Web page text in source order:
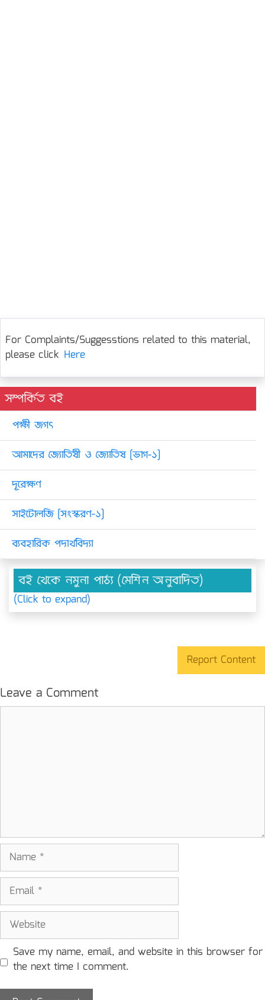
For Complaints/Suggesstions related to this material,
please click Here
সম্পর্কিত বই
পক্ষী জগৎ
আমাদের জ্যোতিষী ও জ্যোতিষ [ভাগ-১]
দূরেক্ষণ
সাইটোলজি [সংস্করণ-১]
ব্যবহারিক পদার্থবিদ্যা
বই থেকে নমুনা পাঠ্য (মেশিন অনুবাদিত)
(Click to expand)
Report Content
Leave a Comment
Name
Email
Website
Save my name, email, and website in this browser for
the next time I comment.